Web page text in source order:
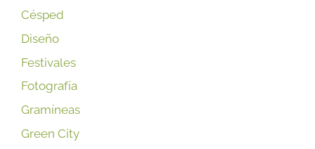
Césped
Diseño
Festivales
Fotografía
Gramíneas
Green City